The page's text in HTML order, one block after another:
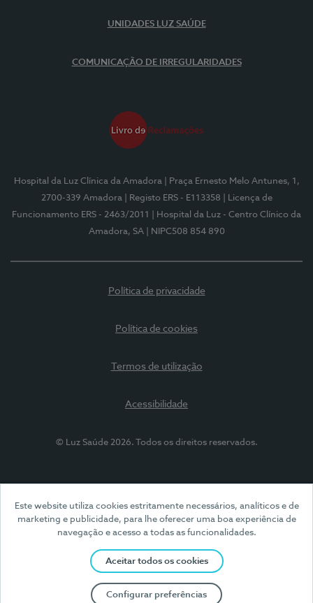
Este website utiliza cookies estritamente necessários, analíticos e de
marketing e publicidade, para lhe oferecer uma boa experiência de
navegação e acesso a todas as funcionalidades.
Aceitar todos os cookies
Configurar preferências
UNIDADES LUZ SAÚDE
COMUNICAÇÃO DE IRREGULARIDADES
Hospital da Luz Clínica da Amadora
| Praça Ernesto Melo Antunes, 1,
2700-339 Amadora
| Registo ERS - E113358
| Licença de
Funcionamento ERS - 2463/2011
| Hospital da Luz - Centro Clínico da
Amadora, SA
| NIPC508 854 890
Política de privacidade
Política de cookies
Termos de utilização
Acessibilidade
© Luz Saúde 2026. Todos os direitos reservados.